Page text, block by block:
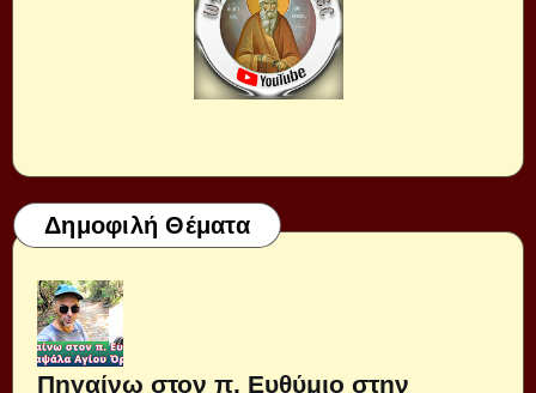
Δημοφιλή Θέματα
Πηγαίνω στον π. Ευθύμιο στην